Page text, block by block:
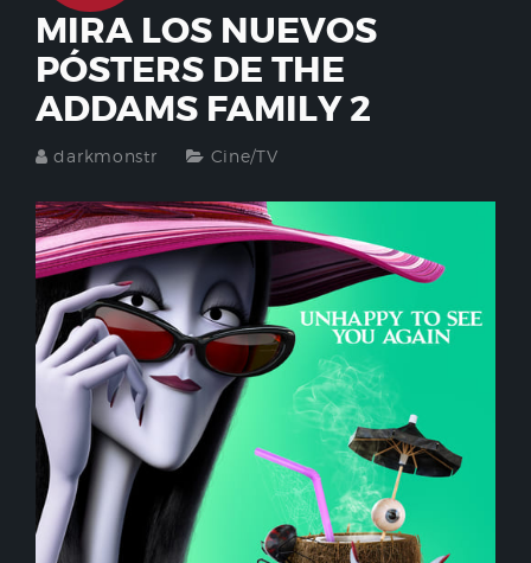
MIRA LOS NUEVOS
PÓSTERS DE THE
ADDAMS FAMILY 2
darkmonstr Cine/TV